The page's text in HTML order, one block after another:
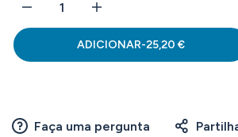
ADICIONAR-25,20 €
Faça uma pergunta